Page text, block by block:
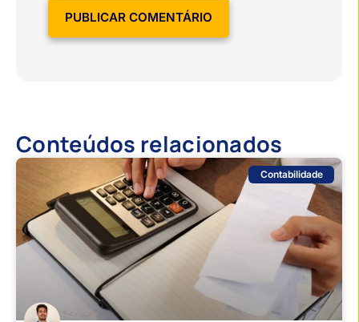
Conteúdos relacionados
Contabilidade